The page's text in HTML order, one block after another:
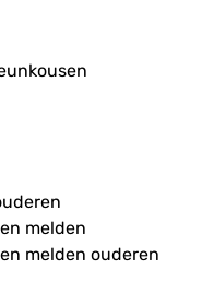
melden
melden ouderen